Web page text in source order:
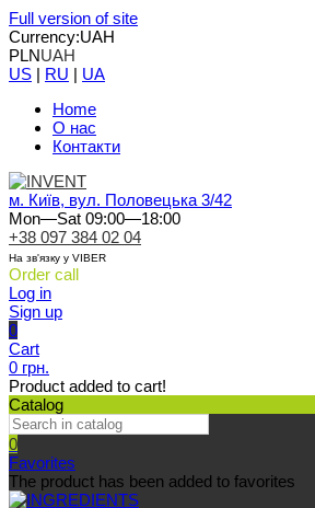
Full version of site
Currency:UAH
PLNUAH
US | RU | UA
Home
О нас
Контакти
м. Київ, вул. Половецька 3/42
Mon—Sat 09:00—18:00
+38 097 384 02 04
На зв'язку у VIBER
Order call
Log in
Sign up
0
Cart
0 грн.
Product added to cart!
Catalog
0
Favorites
The product has been added to favorites